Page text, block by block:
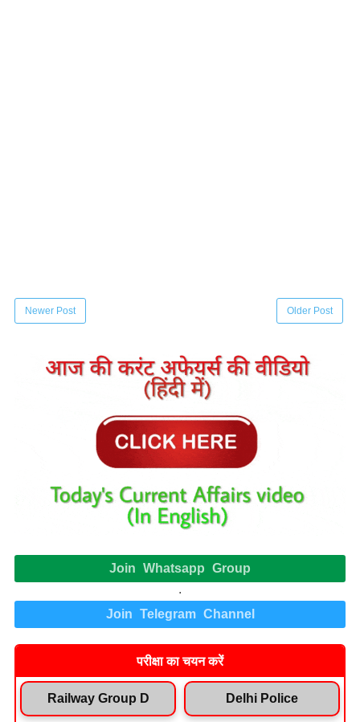
Newer Post Older Post
Join Whatsapp Group
.
Join Telegram Channel
परीक्षा का चयन करें
Railway Group D Delhi Police